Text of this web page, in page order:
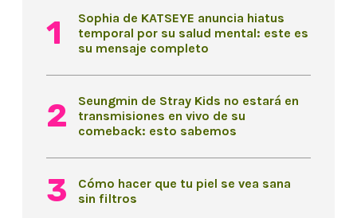
Sophia de KATSEYE anuncia hiatus
temporal por su salud mental: este es
su mensaje completo
Seungmin de Stray Kids no estará en
transmisiones en vivo de su
comeback: esto sabemos
Cómo hacer que tu piel se vea sana
sin filtros